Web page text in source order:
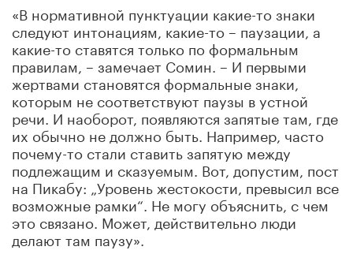
«В нормативной пунктуации какие-то знаки
следуют интонациям, какие-то – паузации, а
какие-то ставятся только по формальным
правилам, – замечает Сомин. – И первыми
жертвами становятся формальные знаки,
которым не соответствуют паузы в устной
речи. И наоборот, появляются запятые там, где
их обычно не должно быть. Например, часто
почему-то стали ставить запятую между
подлежащим и сказуемым. Вот, допустим, пост
на Пикабу: „Уровень жестокости, превысил все
возможные рамки“. Не могу объяснить, с чем
это связано. Может, действительно люди
делают там паузу».